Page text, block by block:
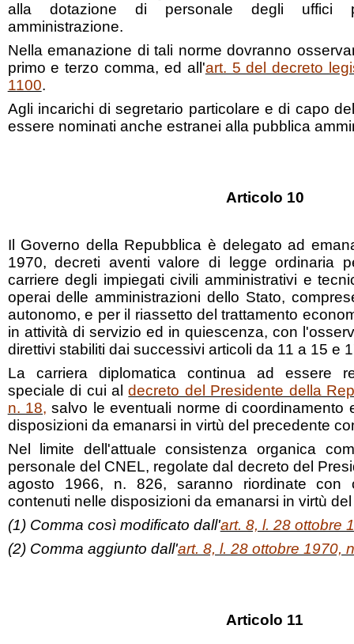
alla dotazione di personale degli uffici
amministrazione.
Nella emanazione di tali norme dovranno
primo e terzo comma, ed all'art. 5 del decreto
1100.
Agli incarichi di segretario particolare e di capo
essere nominati anche estranei alla pubblica
Articolo 10
Il Governo della Repubblica è delegato ad
1970, decreti aventi valore di legge ordinaria
carriere degli impiegati civili amministrativi e
operai delle amministrazioni dello Stato,
autonomo, e per il riassetto del trattamento
in attività di servizio ed in quiescenza, con
direttivi stabiliti dai successivi articoli da 11 a 15 e
La carriera diplomatica continua ad essere
speciale di cui aldecreto del Presidente della
n. 18, salvo le eventuali norme di coordinamento
disposizioni da emanarsi in virtù del precedente
Nel limite dell'attuale consistenza organica
personale del CNEL, regolate dal decreto del
agosto 1966, n. 826, saranno riordinate con
contenuti nelle disposizioni da emanarsi in virtù
(1) Comma così modificato dall'art. 8, l. 28 ottobre
(2) Comma aggiunto dall'art. 8, l. 28 ottobre 1970,
Articolo 11